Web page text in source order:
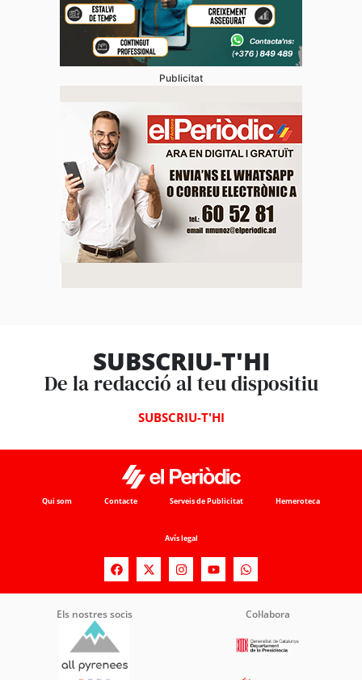
Publicitat
SUBSCRIU-T'HI
De la redacció al teu dispositiu
SUBSCRIU-T'HI
Qui som Contacte Serveis de Publicitat Hemeroteca
Avís legal
Els nostres socis Col·labora